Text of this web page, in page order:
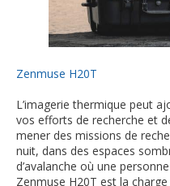
Zenmuse H20T
L’imagerie thermique peut
vos efforts de recherche et
mener des missions de
nuit, dans des espaces
d’avalanche où une
Zenmuse H20T est la